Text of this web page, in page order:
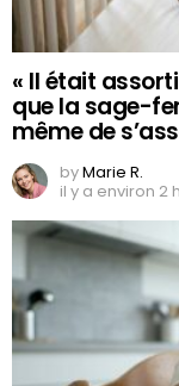
« Il était
que la sage-
même de
byMarie R.
il y a environ 2